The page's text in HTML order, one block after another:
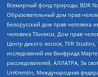
Всемирный фонд природы, BDR
Образовательный дом прав
Белорусский дом прав человека
человека Тбилиси, Дом прав
Центр дикого лосося, TVR
исследований им Вилфрида
расследователей, АЛЛАТРА, За
UnKremlin, Международная